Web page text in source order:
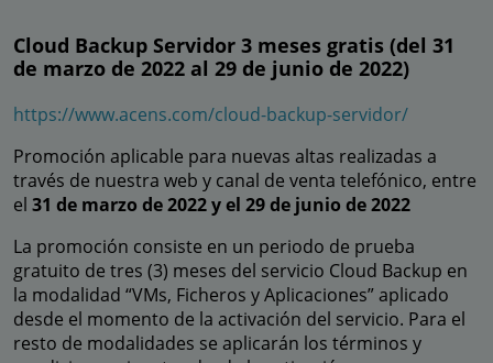
Cloud Backup Servidor 3 meses gratis (del 31
de marzo de 2022 al 29 de junio de 2022)
https://www.acens.com/cloud-backup-servidor/
Promoción aplicable para nuevas altas realizadas a
través de nuestra web y canal de venta telefónico, entre
el 31 de marzo de 2022 y el 29 de junio de 2022
La promoción consiste en un periodo de prueba
gratuito de tres (3) meses del servicio Cloud Backup en
la modalidad “VMs, Ficheros y Aplicaciones” aplicado
desde el momento de la activación del servicio. Para el
resto de modalidades se aplicarán los términos y